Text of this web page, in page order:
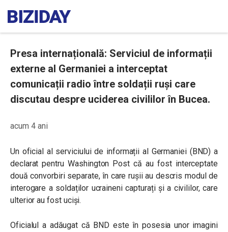
Presa internațională: Serviciul de informații
externe al Germaniei a interceptat
comunicații radio între soldații ruși care
discutau despre uciderea civililor în Bucea.
acum 4 ani
Un oficial al serviciului de informații al Germaniei (BND) a
declarat pentru Washington Post că au fost interceptate
două convorbiri separate, în care rușii au descris modul de
interogare a soldaților ucraineni capturați și a civililor, care
ulterior au fost uciși.
Oficialul a adăugat că BND este în posesia unor imagini